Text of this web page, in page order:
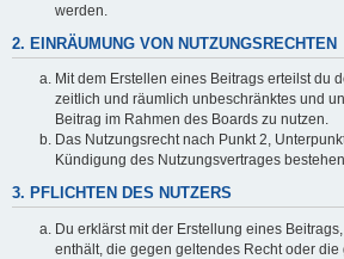
werden.
2. EINRÄUMUNG VON NUTZUNGSRECHTEN
Mit dem Erstellen eines Beitrags erteilst du
zeitlich und räumlich unbeschränktes und
Beitrag im Rahmen des Boards zu nutzen.
Das Nutzungsrecht nach Punkt 2,
Kündigung des Nutzungsvertrages
3. PFLICHTEN DES NUTZERS
Du erklärst mit der Erstellung eines
enthält, die gegen geltendes Recht oder die